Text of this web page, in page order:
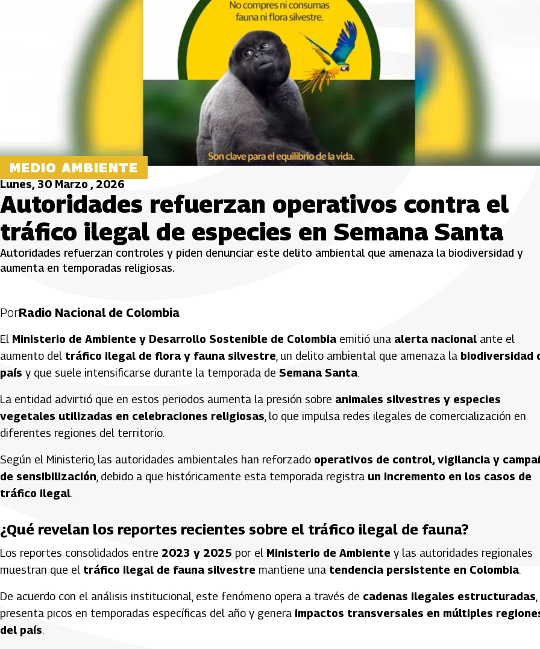
MEDIO AMBIENTE
Lunes, 30 Marzo , 2026
Autoridades refuerzan operativos contra el
tráfico ilegal de especies en Semana Santa
Autoridades refuerzan controles y piden denunciar este delito ambiental que amenaza la biodiversidad y
aumenta en temporadas religiosas.
PorRadio Nacional de Colombia
El Ministerio de Ambiente y Desarrollo Sostenible de Colombia emitió una alerta nacional ante el
aumento del tráfico ilegal de flora y fauna silvestre , un delito ambiental que amenaza la biodiversidad
país y que suele intensificarse durante la temporada de Semana Santa.
La entidad advirtió que en estos periodos aumenta la presión sobre animales silvestres y especies
vegetales utilizadas en celebraciones religiosas , lo que impulsa redes ilegales de comercialización en
diferentes regiones del territorio.
Según el Ministerio, las autoridades ambientales han reforzado operativos de control, vigilancia y
de sensibilización , debido a que históricamente esta temporada registra un incremento en los casos de
tráfico ilegal.
¿Qué revelan los reportes recientes sobre el tráfico ilegal de fauna?
Los reportes consolidados entre 2023 y 2025 por el Ministerio de Ambiente y las autoridades regionales
muestran que el tráfico ilegal de fauna silvestre mantiene una tendencia persistente en Colombia.
De acuerdo con el análisis institucional, este fenómeno opera a través de cadenas ilegales estructuradas
presenta picos en temporadas específicas del año y genera impactos transversales en múltiples
del país.